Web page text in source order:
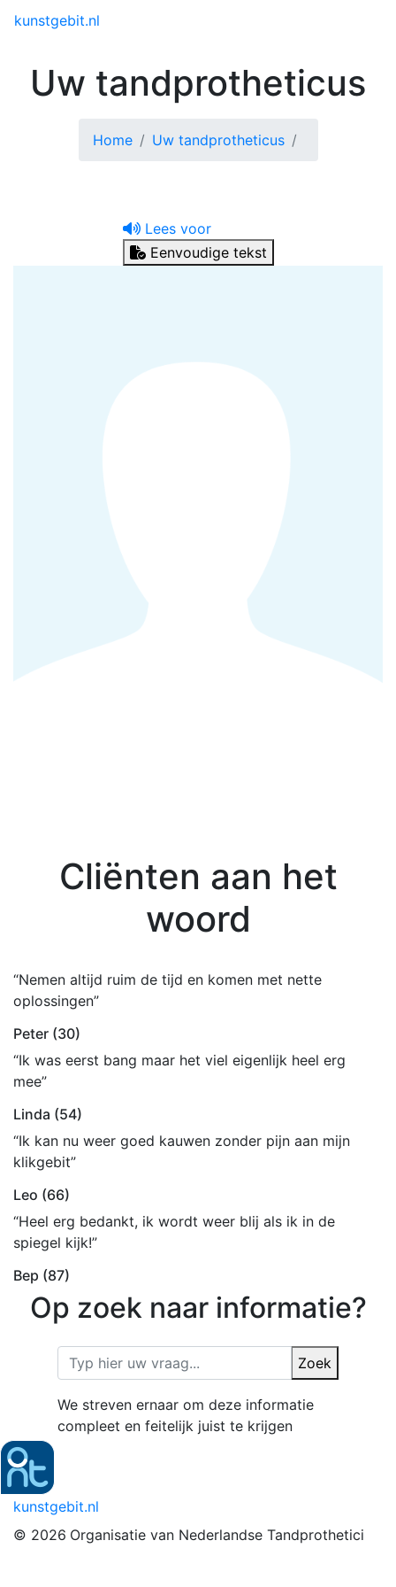
kunstgebit.nl
Uw tandprotheticus
Home Uw tandprotheticus
Lees voor
Eenvoudige tekst
Cliënten aan het
woord
“Nemen altijd ruim de tijd en komen met nette
oplossingen”
Peter (30)
“Ik was eerst bang maar het viel eigenlijk heel erg
mee”
Linda (54)
“Ik kan nu weer goed kauwen zonder pijn aan mijn
klikgebit”
Leo (66)
“Heel erg bedankt, ik wordt weer blij als ik in de
spiegel kijk!”
Bep (87)
Op zoek naar informatie?
Zoek
We streven ernaar om deze informatie
compleet en feitelijk juist te krijgen
kunstgebit.nl
© 2026 Organisatie van Nederlandse Tandprothetici